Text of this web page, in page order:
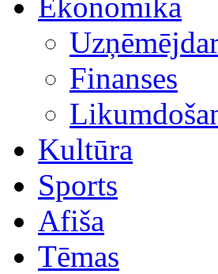
Finanses
Kultūra
Sports
Afiša
Tēmas